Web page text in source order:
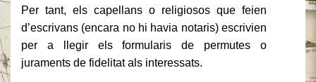
Per tant, els capellans o religiosos que feien
d’escrivans (encara no hi havia notaris) escrivien
per a llegir els formularis de permutes o
juraments de fidelitat als interessats.